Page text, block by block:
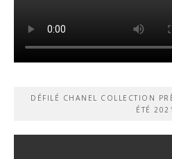
DÉFILÉ CHANEL COLLECTION
ÉTÉ 2021